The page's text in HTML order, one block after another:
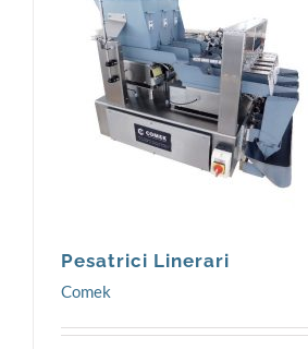
Comek
Pesatrici Linerari
Comek